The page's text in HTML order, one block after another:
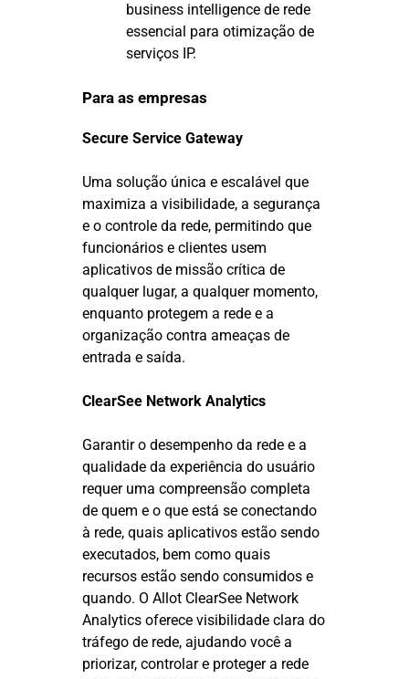
business intelligence de rede
essencial para otimização de
serviços IP.
Para as empresas
Secure Service Gateway
Uma solução única e escalável que
maximiza a visibilidade, a segurança
e o controle da rede, permitindo que
funcionários e clientes usem
aplicativos de missão crítica de
qualquer lugar, a qualquer momento,
enquanto protegem a rede e a
organização contra ameaças de
entrada e saída.
ClearSee Network Analytics
Garantir o desempenho da rede e a
qualidade da experiência do usuário
requer uma compreensão completa
de quem e o que está se conectando
à rede, quais aplicativos estão sendo
executados, bem como quais
recursos estão sendo consumidos e
quando. O Allot ClearSee Network
Analytics oferece visibilidade clara do
tráfego de rede, ajudando você a
priorizar, controlar e proteger a rede